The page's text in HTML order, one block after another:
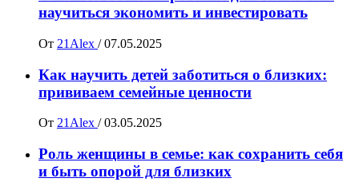
научиться экономить и инвестировать
От 21Alex / 07.05.2025
Как научить детей заботиться о близких:
прививаем семейные ценности
От 21Alex / 03.05.2025
Роль женщины в семье: как сохранить себя
и быть опорой для близких